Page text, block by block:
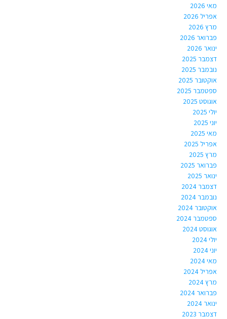
מאי 2026
אפריל 2026
מרץ 2026
פברואר 2026
ינואר 2026
דצמבר 2025
נובמבר 2025
אוקטובר 2025
ספטמבר 2025
אוגוסט 2025
יולי 2025
יוני 2025
מאי 2025
אפריל 2025
מרץ 2025
פברואר 2025
ינואר 2025
דצמבר 2024
נובמבר 2024
אוקטובר 2024
ספטמבר 2024
אוגוסט 2024
יולי 2024
יוני 2024
מאי 2024
אפריל 2024
מרץ 2024
פברואר 2024
ינואר 2024
דצמבר 2023